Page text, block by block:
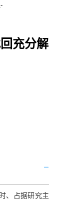
充分解
、占据研究主